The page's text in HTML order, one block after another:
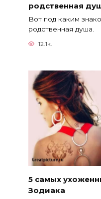
родственная
Вот под каким
родственная душа.
12.1к.
5 самых
Зодиака